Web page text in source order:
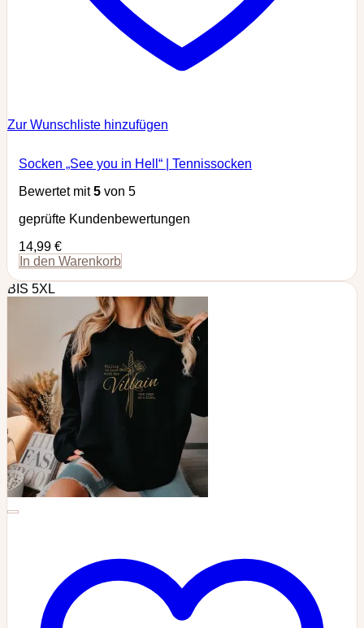
Zur Wunschliste hinzufügen
Socken „See you in Hell“ | Tennissocken
Bewertet mit5 von 5
geprüfte Kundenbewertungen
14,99 €
In den Warenkorb
BIS 5XL